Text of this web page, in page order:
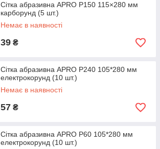
Сітка абразивна APRO P150 115×280 мм
карборунд (5 шт.)
Немає в наявності
39 ₴
Сітка абразивна APRO P240 105*280 мм
електрокорунд (10 шт.)
Немає в наявності
57 ₴
Сітка абразивна APRO P60 105*280 мм
електрокорунд (10 шт.)